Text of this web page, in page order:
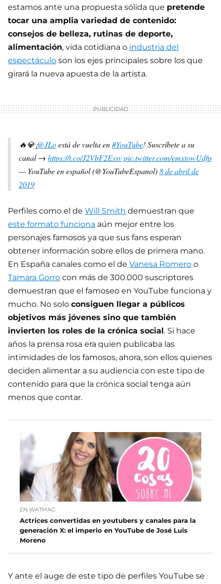
estamos ante una propuesta sólida que pretende
tocar una amplia variedad de contenido:
consejos de belleza, rutinas de deporte,
alimentación, vida cotidiana o industria del
espectáculo son los ejes principales sobre los que
girará la nueva apuesta de la artista.
🔥💎¡@JLoestá de vuelta en#YouTube! Suscríbete a su
canal → https://t.co/J2VbF2Essvpic.twitter.com/emxtowUdfp
— YouTube en español (@YouTubeEspanol)8 de abril de
2019
Perfiles como el de Will Smith demuestran que
este formato funciona aún mejor entre los
personajes famosos ya que sus fans esperan
obtener información sobre ellos de primera mano.
En España canales como el de Vanesa Romero o
Tamara Gorro con más de 300.000 suscriptores
demuestran que el famoseo en YouTube funciona y
mucho. No solo consiguen llegar a públicos
objetivos más jóvenes sino que también
invierten los roles de la crónica social. Si hace
años la prensa rosa era quien publicaba las
intimidades de los famosos, ahora, son ellos quienes
deciden alimentar a su audiencia con este tipo de
contenido para que la crónica social tenga aún
menos que contar.
EN WATMAG
Actrices convertidas en youtubers y canales para la
generación X: el imperio en YouTube de José Luis
Moreno
Y ante el auge de este tipo de perfiles YouTube se